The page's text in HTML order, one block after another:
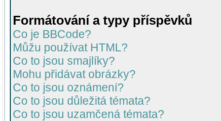
Formátování a typy příspěvků
Co je BBCode?
Můžu používat HTML?
Co to jsou smajlíky?
Mohu přidávat obrázky?
Co to jsou oznámení?
Co to jsou důležitá témata?
Co to jsou uzamčená témata?